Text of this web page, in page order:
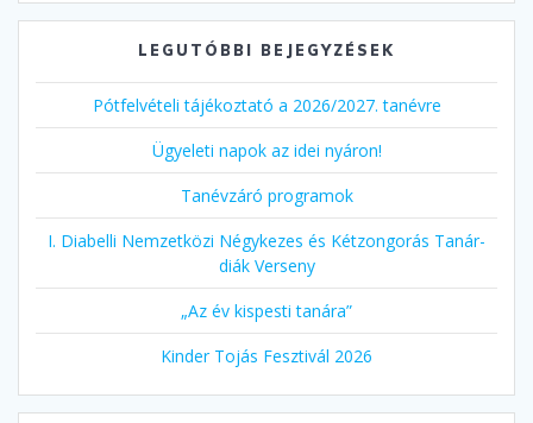
LEGUTÓBBI BEJEGYZÉSEK
Pótfelvételi tájékoztató a 2026/2027. tanévre
Ügyeleti napok az idei nyáron!
Tanévzáró programok
I. Diabelli Nemzetközi Négykezes és Kétzongorás Tanár-
diák Verseny
„Az év kispesti tanára”
Kinder Tojás Fesztivál 2026